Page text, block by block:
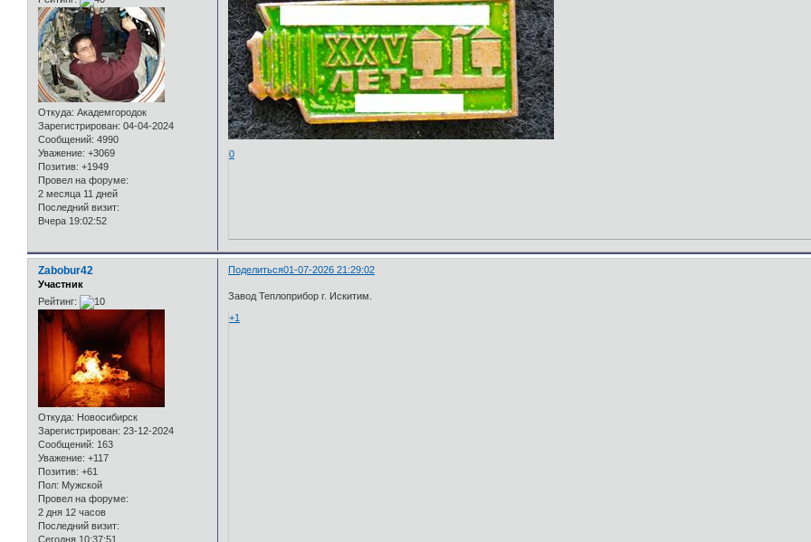
Откуда: Академгородок
Зарегистрирован: 04-04-2024
Сообщений: 4990
Уважение: +3069
Позитив: +1949
Провел на форуме:
2 месяца 11 дней
Последний визит:
Вчера 19:02:52
0
Поделиться01-07-2026 21:29:02
Zabobur42
Участник
Рейтинг:
Откуда: Новосибирск
Зарегистрирован: 23-12-2024
Сообщений: 163
Уважение: +117
Позитив: +61
Пол: Мужской
Провел на форуме:
2 дня 12 часов
Последний визит:
Сегодня 10:37:51
Завод Теплоприбор г. Искитим.
+1